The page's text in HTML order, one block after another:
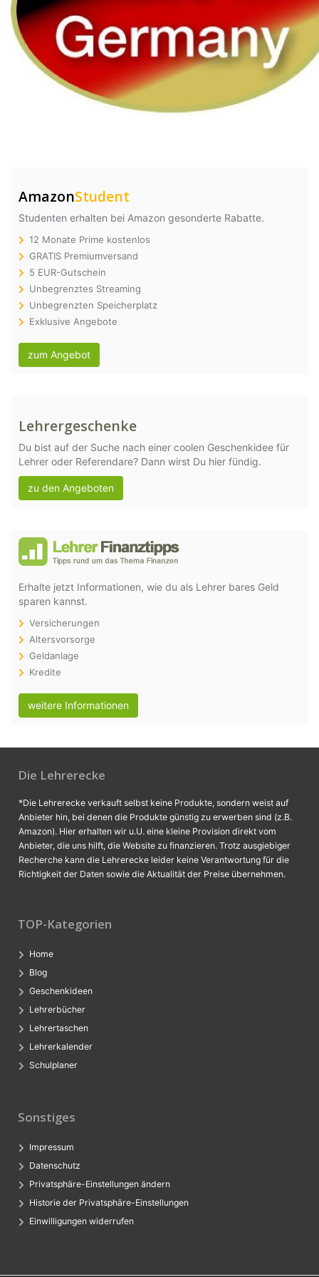
AmazonStudent
Studenten erhalten bei Amazon gesonderte Rabatte.
12 Monate Prime kostenlos
GRATIS Premiumversand
5 EUR-Gutschein
Unbegrenztes Streaming
Unbegrenzten Speicherplatz
Exklusive Angebote
zum Angebot
Lehrergeschenke
Du bist auf der Suche nach einer coolen Geschenkidee für
Lehrer oder Referendare? Dann wirst Du hier fündig.
zu den Angeboten
Erhalte jetzt Informationen, wie du als Lehrer bares Geld
sparen kannst.
Versicherungen
Altersvorsorge
Geldanlage
Kredite
weitere Informationen
Die Lehrerecke
*Die Lehrerecke verkauft selbst keine Produkte, sondern weist auf
Anbieter hin, bei denen die Produkte günstig zu erwerben sind (z.B.
Amazon). Hier erhalten wir u.U. eine kleine Provision direkt vom
Anbieter, die uns hilft, die Website zu finanzieren. Trotz ausgiebiger
Recherche kann die Lehrerecke leider keine Verantwortung für die
Richtigkeit der Daten sowie die Aktualität der Preise übernehmen.
TOP-Kategorien
Home
Blog
Geschenkideen
Lehrerbücher
Lehrertaschen
Lehrerkalender
Schulplaner
Sonstiges
Impressum
Datenschutz
Privatsphäre-Einstellungen ändern
Historie der Privatsphäre-Einstellungen
Einwilligungen widerrufen